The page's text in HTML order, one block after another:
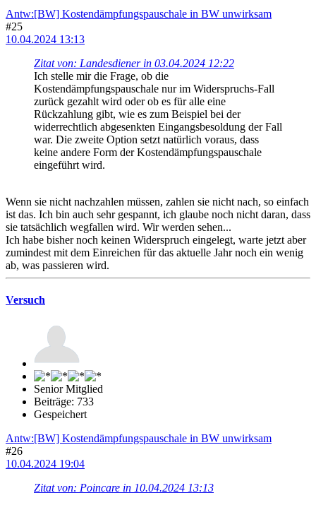
Antw:[BW] Kostendämpfungspauschale in BW unwirksam
#25
10.04.2024 13:13
Zitat von: Landesdiener in 03.04.2024 12:22
Ich stelle mir die Frage, ob die
Kostendämpfungspauschale nur im Widerspruchs-Fall
zurück gezahlt wird oder ob es für alle eine
Rückzahlung gibt, wie es zum Beispiel bei der
widerrechtlich abgesenkten Eingangsbesoldung der Fall
war. Die zweite Option setzt natürlich voraus, dass
keine andere Form der Kostendämpfungspauschale
eingeführt wird.
Wenn sie nicht nachzahlen müssen, zahlen sie nicht nach, so einfach
ist das. Ich bin auch sehr gespannt, ich glaube noch nicht daran, dass
sie tatsächlich wegfallen wird. Wir werden sehen...
Ich habe bisher noch keinen Widerspruch eingelegt, warte jetzt aber
zumindest mit dem Einreichen für das aktuelle Jahr noch ein wenig
ab, was passieren wird.
Versuch
Senior Mitglied
Beiträge: 733
Gespeichert
Antw:[BW] Kostendämpfungspauschale in BW unwirksam
#26
10.04.2024 19:04
Zitat von: Poincare in 10.04.2024 13:13